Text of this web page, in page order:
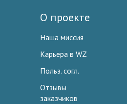
О проекте
Наша миссия
Карьера в WZ
Польз. согл.
Отзывы
заказчиков